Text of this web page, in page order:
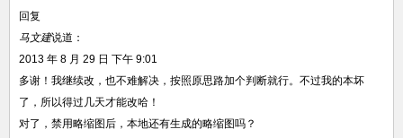
回复
马文建说道：
2013 年 8 月 29 日 下午 9:01
多谢！我继续改，也不难解决，按照原思路加个判断就行。不过我的本坏
了，所以得过几天才能改哈！
对了，禁用略缩图后，本地还有生成的略缩图吗？